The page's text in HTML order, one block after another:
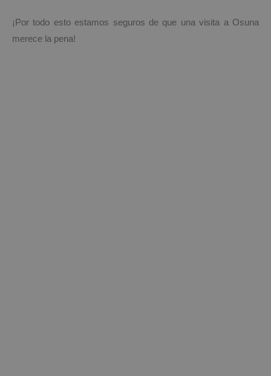
¡Por todo esto estamos seguros de que una visita a Osuna
merece la pena!